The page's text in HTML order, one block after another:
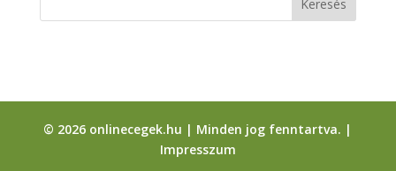
© 2026 onlinecegek.hu | Minden jog fenntartva. |
Impresszum